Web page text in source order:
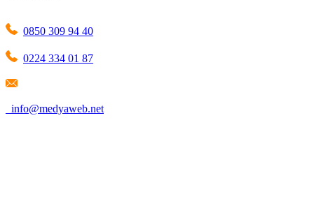
0850 309 94 40
0224 334 01 87
info@medyaweb.net